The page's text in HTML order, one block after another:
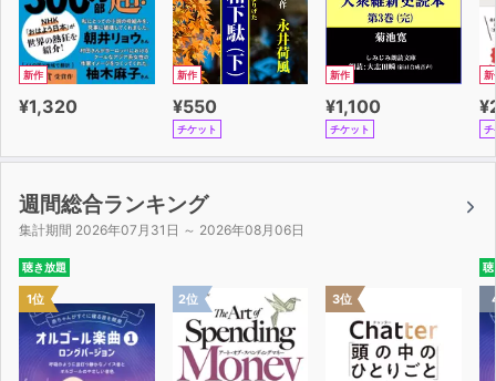
「スピードラーニング」はそれぞれ中国、韓国、フランス
に生まれ育ち、住み、しかも日本のこともよく知っている
国と日本の違いを盛り込んだ実感のこもった本当の話なの
まったくの初心者の方でも大丈夫。経験者の方はより自然
で実用的な表現、さらに深い内容の会話ができるようにな
ります。ぜひ中国語、韓国語、フランス語も、文化の違い
を理解しながら実際に生活の場面で使える実用的な会話を
身につけていってください。
新作
¥1,320
新作
¥550
チケット
新作
¥1,100
チケット
新
チ
週間総合ランキング
集計期間 2026年07月31日 ～ 2026年08月06日
聴き放題
1位 2位 3位
聴